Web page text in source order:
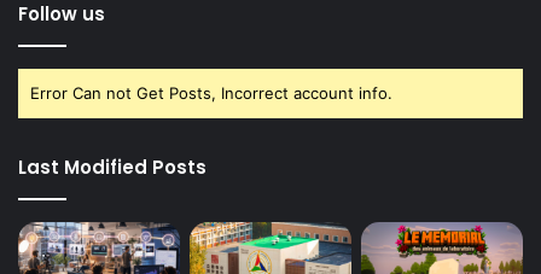
Follow us
Error Can not Get Posts, Incorrect account info.
Last Modified Posts